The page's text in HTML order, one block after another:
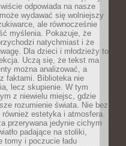
odpowiada na nasze
wydawać się wolniejszy
ale równocześnie
myślenia. Pokazuje, że
natychmiast i że
Dla dzieci i młodzieży to
Uczą się, że tekst ma
można analizować, a
faktami. Biblioteka nie
lecz skupienie. W tym
z niewielu miejsc, gdzie
rozumienie świata. Nie bez
estetyka i atmosfera.
przerywana jedynie cichym
padające na stoliki,
tomy i poczucie ładu